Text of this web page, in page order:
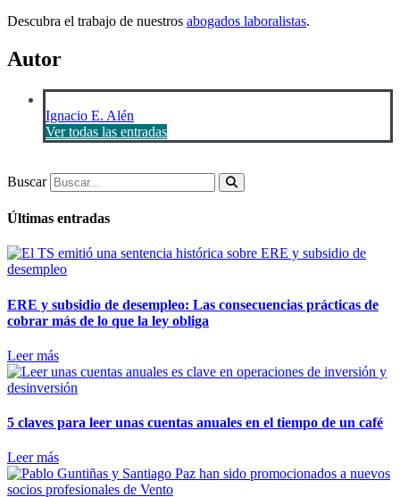
Descubra el trabajo de nuestros abogados laboralistas.
Autor
Ignacio E. Alén
Ver todas las entradas
Buscar
Últimas entradas
ERE y subsidio de desempleo: Las consecuencias prácticas de
cobrar más de lo que la ley obliga
Leer más
5 claves para leer unas cuentas anuales en el tiempo de un café
Leer más